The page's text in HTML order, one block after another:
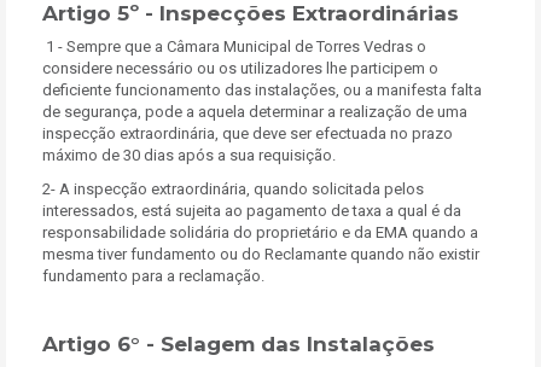
Artigo 5º - Inspecções Extraordinárias
1 - Sempre que a Câmara Municipal de Torres Vedras o
considere necessário ou os utilizadores lhe participem o
deficiente funcionamento das instalações, ou a manifesta falta
de segurança, pode a aquela determinar a realização de uma
inspecção extraordinária, que deve ser efectuada no prazo
máximo de 30 dias após a sua requisição.
2- A inspecção extraordinária, quando solicitada pelos
interessados, está sujeita ao pagamento de taxa a qual é da
responsabilidade solidária do proprietário e da EMA quando a
mesma tiver fundamento ou do Reclamante quando não existir
fundamento para a reclamação.
Artigo 6° - Selagem das Instalações